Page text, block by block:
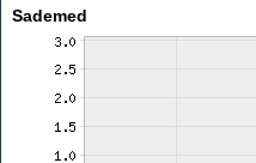
Sademed